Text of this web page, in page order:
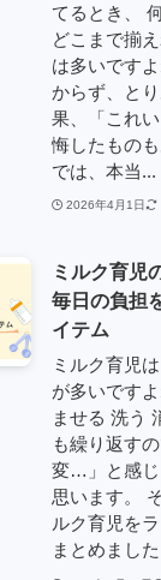
てるとき、
どこまで揃
は多いです
からず、と
果、「これ
悔したもの
では、本当...
2026年4月1日
ミルク育児
毎日の負担
イテム
ミルク育児
が多いです
ませる 洗う
も繰り返す
変…」と感じ
思います。
ルク育児を
まとめまし